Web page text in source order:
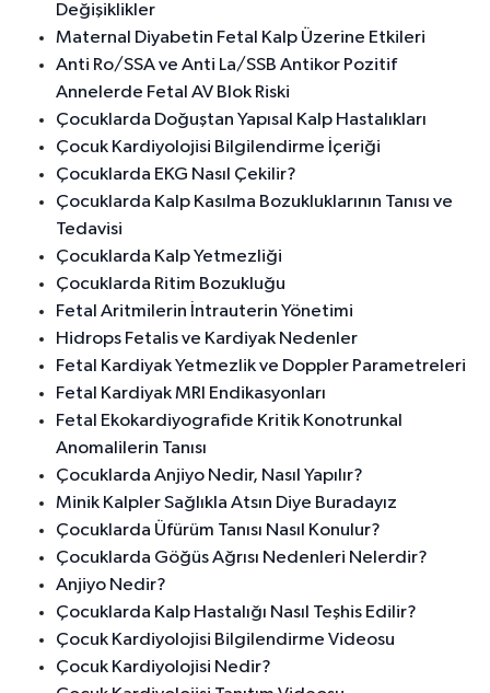
Değişiklikler
Maternal Diyabetin Fetal Kalp Üzerine Etkileri
Anti Ro/SSA ve Anti La/SSB Antikor Pozitif
Annelerde Fetal AV Blok Riski
Çocuklarda Doğuştan Yapısal Kalp Hastalıkları
Çocuk Kardiyolojisi Bilgilendirme İçeriği
Çocuklarda EKG Nasıl Çekilir?
Çocuklarda Kalp Kasılma Bozukluklarının Tanısı ve
Tedavisi
Çocuklarda Kalp Yetmezliği
Çocuklarda Ritim Bozukluğu
Fetal Aritmilerin İntrauterin Yönetimi
Hidrops Fetalis ve Kardiyak Nedenler
Fetal Kardiyak Yetmezlik ve Doppler Parametreleri
Fetal Kardiyak MRI Endikasyonları
Fetal Ekokardiyografide Kritik Konotrunkal
Anomalilerin Tanısı
Çocuklarda Anjiyo Nedir, Nasıl Yapılır?
Minik Kalpler Sağlıkla Atsın Diye Buradayız
Çocuklarda Üfürüm Tanısı Nasıl Konulur?
Çocuklarda Göğüs Ağrısı Nedenleri Nelerdir?
Anjiyo Nedir?
Çocuklarda Kalp Hastalığı Nasıl Teşhis Edilir?
Çocuk Kardiyolojisi Bilgilendirme Videosu
Çocuk Kardiyolojisi Nedir?